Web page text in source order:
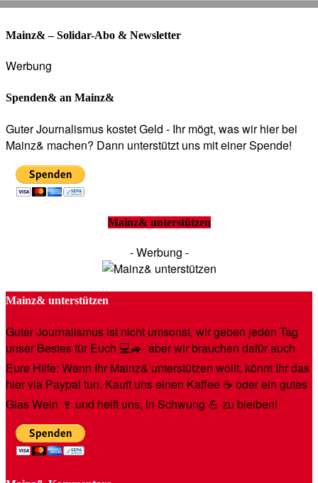
Mainz& – Solidar-Abo & Newsletter
Werbung
Spenden& an Mainz&
Guter Journalismus kostet Geld - Ihr mögt, was wir hier bei
Mainz& machen? Dann unterstützt uns mit einer Spende!
Mainz& unterstützen
- Werbung -
Mainz& unterstützen
Guter Journalismus ist nicht umsonst, wir geben jeden Tag
unser Bestes für Euch 💻🚙- aber wir brauchen dafür auch
Eure Hilfe: Wenn Ihr Mainz& unterstützen wollt, könnt Ihr das
hier via Paypal tun. Kauft uns einen Kaffee ☕️ oder ein gutes
Glas Wein 🍷 und helft uns, in Schwung 💪 zu bleiben!